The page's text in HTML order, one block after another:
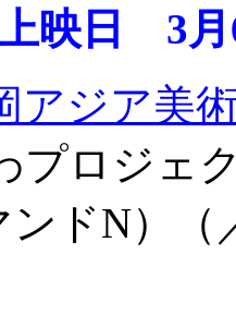
映日 3月
アジア美
ロジェ
ドN）（